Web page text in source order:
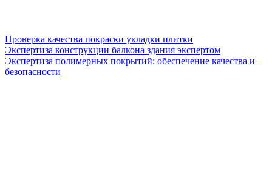
Проверка качества покраски укладки плитки
Экспертиза конструкции балкона здания экспертом
Экспертиза полимерных покрытий: обеспечение качества и
безопасности